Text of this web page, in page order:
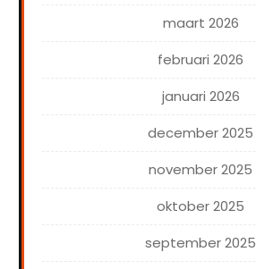
maart 2026
februari 2026
januari 2026
december 2025
november 2025
oktober 2025
september 2025